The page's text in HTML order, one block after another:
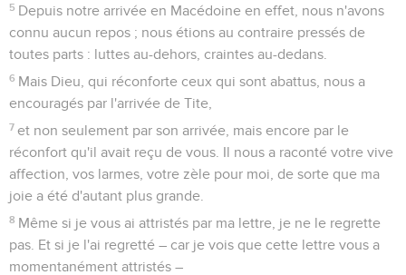
5 Depuis notre arrivée en Macédoine en effet, nous n'avons
connu aucun repos ; nous étions au contraire pressés de
toutes parts : luttes au-dehors, craintes au-dedans.
6 Mais Dieu, qui réconforte ceux qui sont abattus, nous a
encouragés par l'arrivée de Tite,
7 et non seulement par son arrivée, mais encore par le
réconfort qu'il avait reçu de vous. Il nous a raconté votre vive
affection, vos larmes, votre zèle pour moi, de sorte que ma
joie a été d'autant plus grande.
8 Même si je vous ai attristés par ma lettre, je ne le regrette
pas. Et si je l'ai regretté – car je vois que cette lettre vous a
momentanément attristés –